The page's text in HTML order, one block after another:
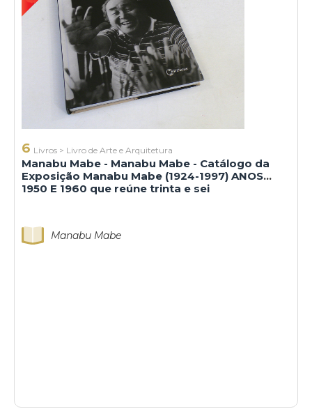
6 Livros > Livro de Arte e Arquitetura
Manabu Mabe - Manabu Mabe - Catálogo da
Exposição Manabu Mabe (1924-1997) ANOS
1950 E 1960 que reúne trinta e sei
Manabu Mabe